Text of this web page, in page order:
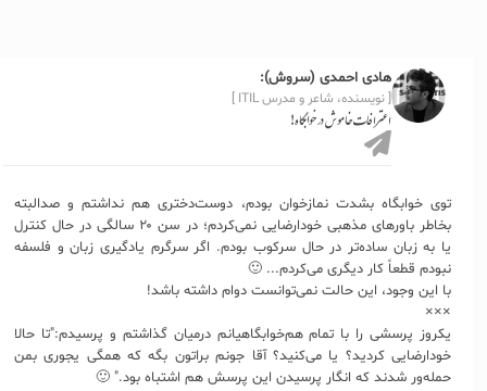
هادی احمدی (سروش):
[ نویسنده، شاعر و مدرس ITIL ]
اعترافات خاموش در خوابگاه!
توی خوابگاه بشدت نمازخوان بودم، دوست‌دختری هم نداشتم و صدالبته
بخاطر باورهای مذهبی خودارضایی نمی‌کردم؛ در سن ۲۰ سالگی در حال کنترل
یا به زبان ساده‌تر در حال سرکوب بودم. اگر سرگرم یادگیری زبان و فلسفه
نبودم قطعاً کار دیگری می‌کردم... 🙂
با این وجود، این حالت نمی‌توانست دوام داشته باشد!
×××
یکروز پرسشی را با تمام هم‌خوابگاهیانم درمیان گذاشتم و پرسیدم:"تا حالا
خودارضایی کردید؟ یا می‌کنید؟ آقا جونم براتون بگه که همگی یجوری بمن
حمله‌ور شدند که انگار پرسیدن این پرسش هم اشتباه بود." 🙂